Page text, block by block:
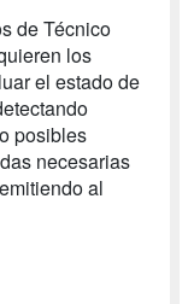
de Técnico
los
el estado de
posibles
necesarias
al